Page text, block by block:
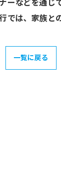
などを通
は、家族と
一覧に戻る